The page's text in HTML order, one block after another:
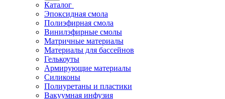
Каталог
Эпоксидная смола
Полиэфирная смола
Винилэфирные смолы
Матричные материалы
Материалы для бассейнов
Гелькоуты
Армирующие материалы
Силиконы
Полиуретаны и пластики
Вакуумная инфузия